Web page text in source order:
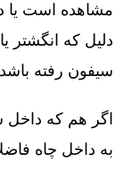
مشاهده است یا
دلیل که انگشتر
سیفون رفته باشد
اگر هم که
به داخل چاه